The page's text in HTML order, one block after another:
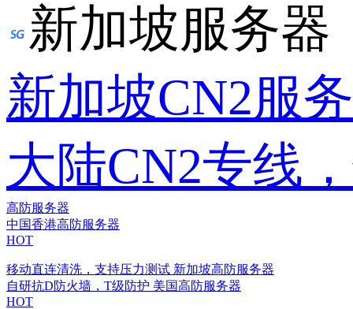
新加坡服务器
新加坡CN2服
大陆CN2专线
高防服务器
中国香港高防服务器
HOT
移动直连清洗，支持压力测试 新加坡高防服务器
自研抗D防火墙，T级防护 美国高防服务器
HOT